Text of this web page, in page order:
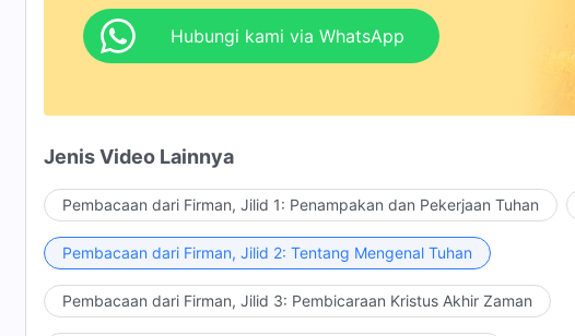
Hubungi kami via WhatsApp
Jenis Video Lainnya
Pembacaan dari Firman, Jilid 1: Penampakan dan Pekerjaan Tuhan
Pembacaan dari Firman, Jilid 2: Tentang Mengenal Tuhan
Pembacaan dari Firman, Jilid 3: Pembicaraan Kristus Akhir Zaman